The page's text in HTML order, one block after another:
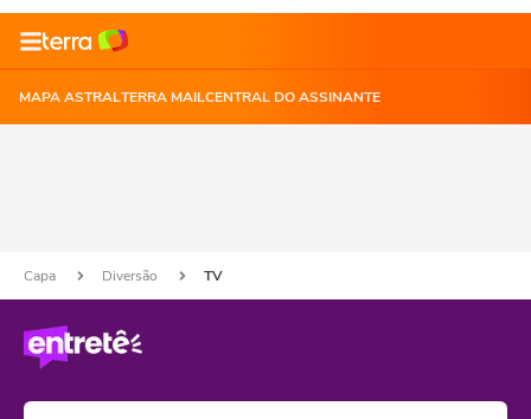
MAPA ASTRALTERRA MAILCENTRAL DO ASSINANTE
Capa Diversão TV